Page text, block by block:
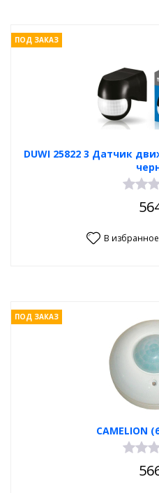
DUWI 25822 3 Датчик
ПОД ЗАКАЗ
В избранное
CAMELION
ПОД ЗАКАЗ